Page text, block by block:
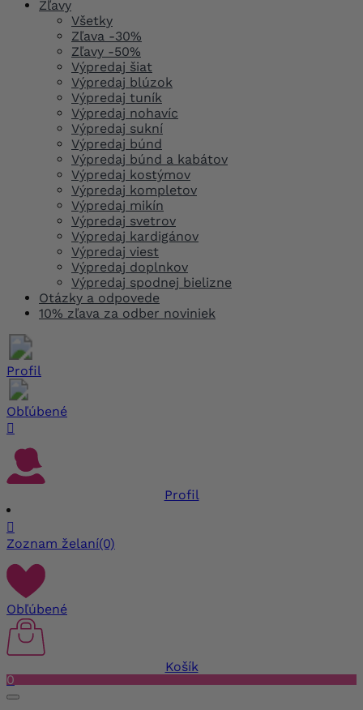
Zľavy
Všetky
Zľava -30%
Zľavy -50%
Výpredaj šiat
Výpredaj blúzok
Výpredaj tuník
Výpredaj nohavíc
Výpredaj sukní
Výpredaj búnd
Výpredaj búnd a kabátov
Výpredaj kostýmov
Výpredaj kompletov
Výpredaj mikín
Výpredaj svetrov
Výpredaj kardigánov
Výpredaj viest
Výpredaj doplnkov
Výpredaj spodnej bielizne
Otázky a odpovede
10% zľava za odber noviniek
Profil
Obľúbené

Profil

Zoznam želaní(0)
Obľúbené
Košík
0